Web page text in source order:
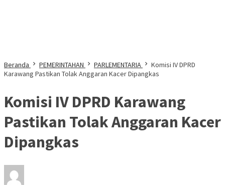
Beranda PEMERINTAHAN PARLEMENTARIA
Komisi IV DPRD
Karawang Pastikan Tolak Anggaran Kacer Dipangkas
Komisi IV DPRD Karawang
Pastikan Tolak Anggaran Kacer
Dipangkas